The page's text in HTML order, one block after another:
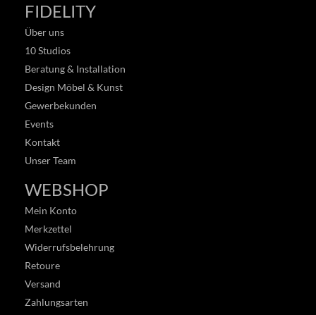
FIDELITY
Über uns
10 Studios
Beratung & Installation
Design Möbel & Kunst
Gewerbekunden
Events
Kontakt
Unser Team
WEBSHOP
Mein Konto
Merkzettel
Widerrufsbelehrung
Retoure
Versand
Zahlungsarten